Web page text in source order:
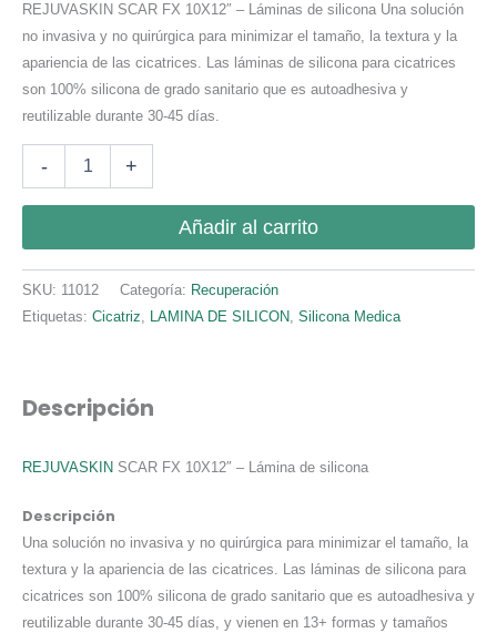
REJUVASKIN SCAR FX 10X12″ – Láminas de silicona Una solución
no invasiva y no quirúrgica para minimizar el tamaño, la textura y la
apariencia de las cicatrices. Las láminas de silicona para cicatrices
son 100% silicona de grado sanitario que es autoadhesiva y
reutilizable durante 30-45 días.
-
SILICONA
cantidad
+
Añadir al carrito
SKU: 11012 Categoría: Recuperación
Etiquetas: Cicatriz, LAMINA DE SILICON, Silicona Medica
Descripción
REJUVASKIN SCAR FX 10X12″ – Lámina de silicona
Descripción
Una solución no invasiva y no quirúrgica para minimizar el tamaño, la
textura y la apariencia de las cicatrices. Las láminas de silicona para
cicatrices son 100% silicona de grado sanitario que es autoadhesiva y
reutilizable durante 30-45 días, y vienen en 13+ formas y tamaños